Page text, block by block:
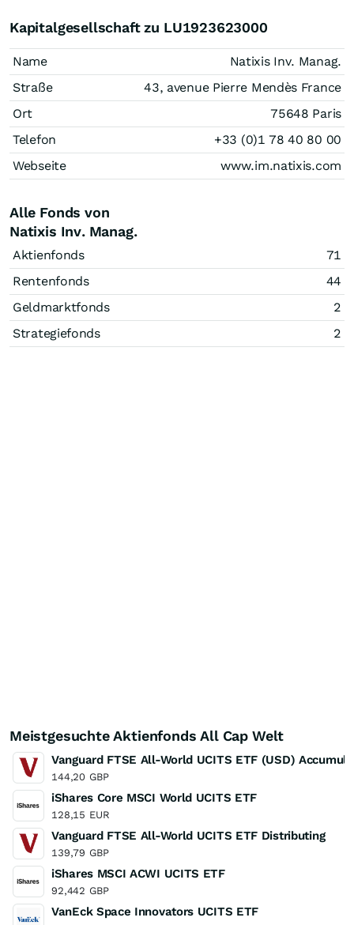
Kapitalgesellschaft zu LU1923623000
Name
Natixis Inv. Manag.
Straße
43, avenue Pierre Mendès France
Ort
75648 Paris
Telefon
+33 (0)1 78 40 80 00
Webseite
www.im.natixis.com
Alle Fonds von
Natixis Inv. Manag.
Aktienfonds
71
Rentenfonds
44
Geldmarktfonds
2
Strategiefonds
2
Meistgesuchte Aktienfonds All Cap Welt
Vanguard FTSE All-World UCITS ETF (USD)
144,20 GBP
iShares Core MSCI World UCITS ETF
128,15 EUR
Vanguard FTSE All-World UCITS ETF Distributing
139,79 GBP
iShares MSCI ACWI UCITS ETF
92,442 GBP
VanEck Space Innovators UCITS ETF